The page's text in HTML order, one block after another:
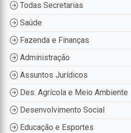
Todas Secretarias
Saúde
Fazenda e Finanças
Administração
Assuntos Jurídicos
Des. Agrícola e Meio Ambiente
Desenvolvimento Social
Educação e Esportes